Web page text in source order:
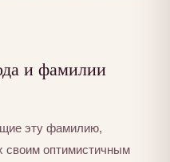
и фамилии
эту фамилию,
своим оптимистичным